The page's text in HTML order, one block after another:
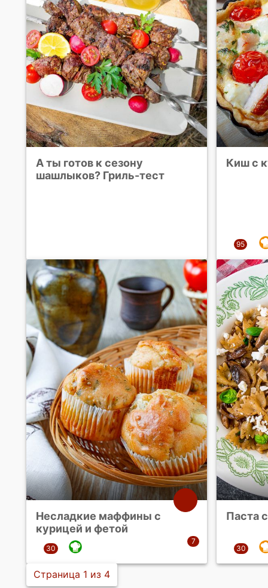
А ты готов к сезону
шашлыков? Гриль-тест
Киш с
Несладкие маффины с
курицей и фетой
Паста
Страница 1 из 4